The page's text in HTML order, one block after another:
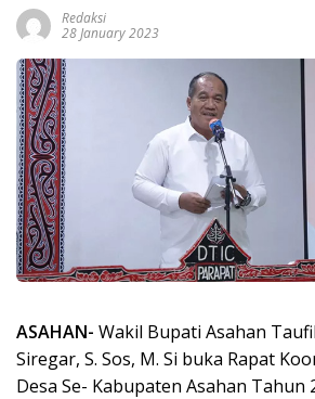
Redaksi
28 January 2023
ASAHAN- Wakil Bupati Asahan
Siregar, S. Sos, M. Si buka Rapat
Desa Se- Kabupaten Asahan Tahun